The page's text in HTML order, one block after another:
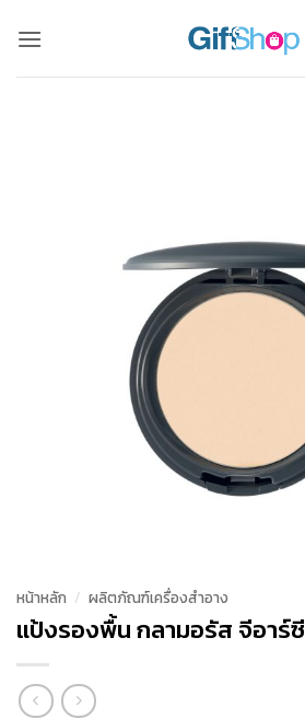
หน้าหลัก / ผลิตภัณฑ์เครื่องสำอาง
แป้งรองพื้น กลามอรัส จีอาร์ซี